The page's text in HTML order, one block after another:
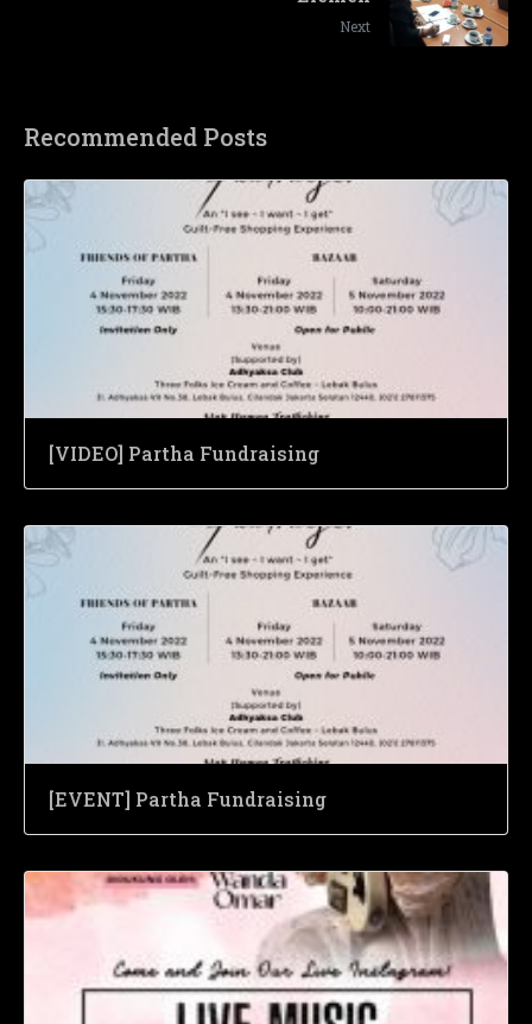
Next
Recommended Posts
[VIDEO] Partha Fundraising
[EVENT] Partha Fundraising